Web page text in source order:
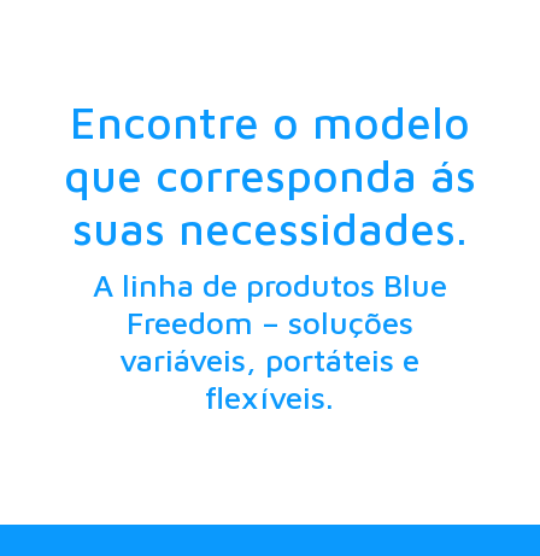
Encontre o modelo
que corresponda ás
suas necessidades.
A linha de produtos Blue
Freedom – soluções
variáveis, portáteis e
flexíveis.